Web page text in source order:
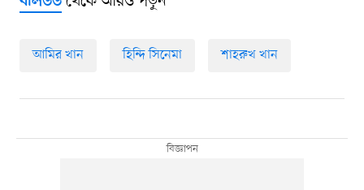
আমির খান হিন্দি সিনেমা শাহরুখ খান